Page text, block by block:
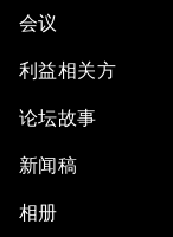
会议
利益相关方
论坛故事
新闻稿
相册